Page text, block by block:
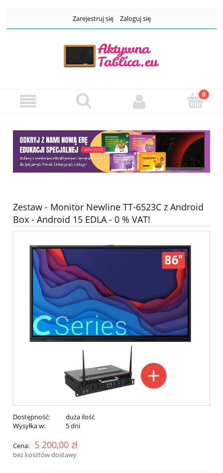
Zarejestruj się Zaloguj się
Zestaw - Monitor Newline TT-6523C z Android
Box - Android 15 EDLA - 0 % VAT!
Dostępność:
duża ilość
Wysyłka w:
5 dni
Cena: 5 200,00 zł
bez kosztów dostawy